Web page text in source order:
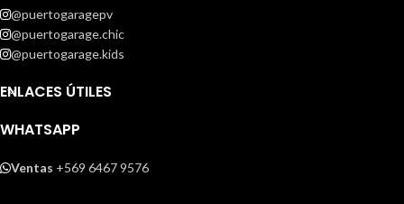
@puertogaragepv
@puertogarage.chic
@puertogarage.kids
ENLACES ÚTILES
WHATSAPP
Ventas +569 6467 9576